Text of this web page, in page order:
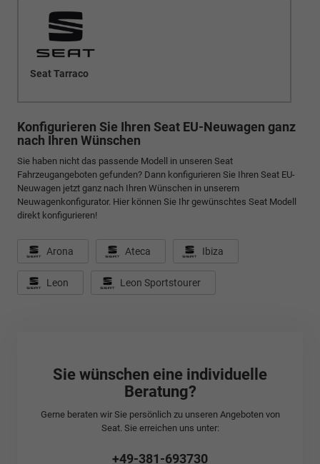
Seat Tarraco
Konfigurieren Sie Ihren Seat EU-Neuwagen ganz
nach Ihren Wünschen
Sie haben nicht das passende Modell in unseren Seat
Fahrzeugangeboten gefunden? Dann konfigurieren Sie Ihren Seat EU-
Neuwagen jetzt ganz nach Ihren Wünschen in unserem
Neuwagenkonfigurator. Hier können Sie Ihr gewünschtes Seat Modell
direkt konfigurieren!
Arona Ateca Ibiza
Leon Leon Sportstourer
Sie wünschen eine individuelle
Beratung?
Gerne beraten wir Sie persönlich zu unseren Angeboten von
Seat. Sie erreichen uns unter:
+49-381-693730